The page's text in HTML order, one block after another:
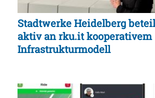
Stadtwerke Heidelberg
aktiv an rku.it kooperativem
Infrastrukturmodell